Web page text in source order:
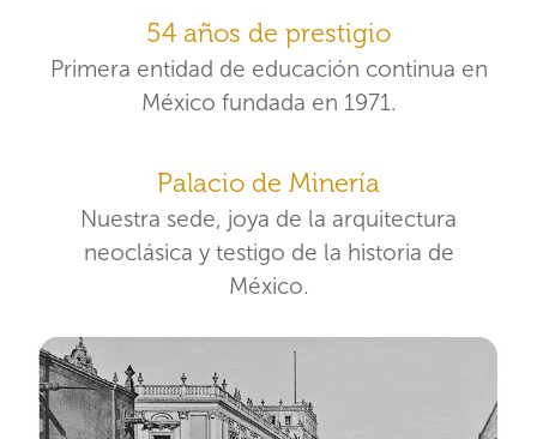
54 años de prestigio
Primera entidad de educación continua en
México fundada en 1971.
Palacio de Minería
Nuestra sede, joya de la arquitectura
neoclásica y testigo de la historia de
México.